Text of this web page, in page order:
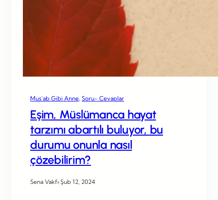
Mus’ab Gibi Anne Soru- Cevaplar
Eşim, Müslümanca hayat
tarzımı abartılı buluyor, bu
durumu onunla nasıl
çözebilirim?
Sena Vakfı·Şub 12, 2024